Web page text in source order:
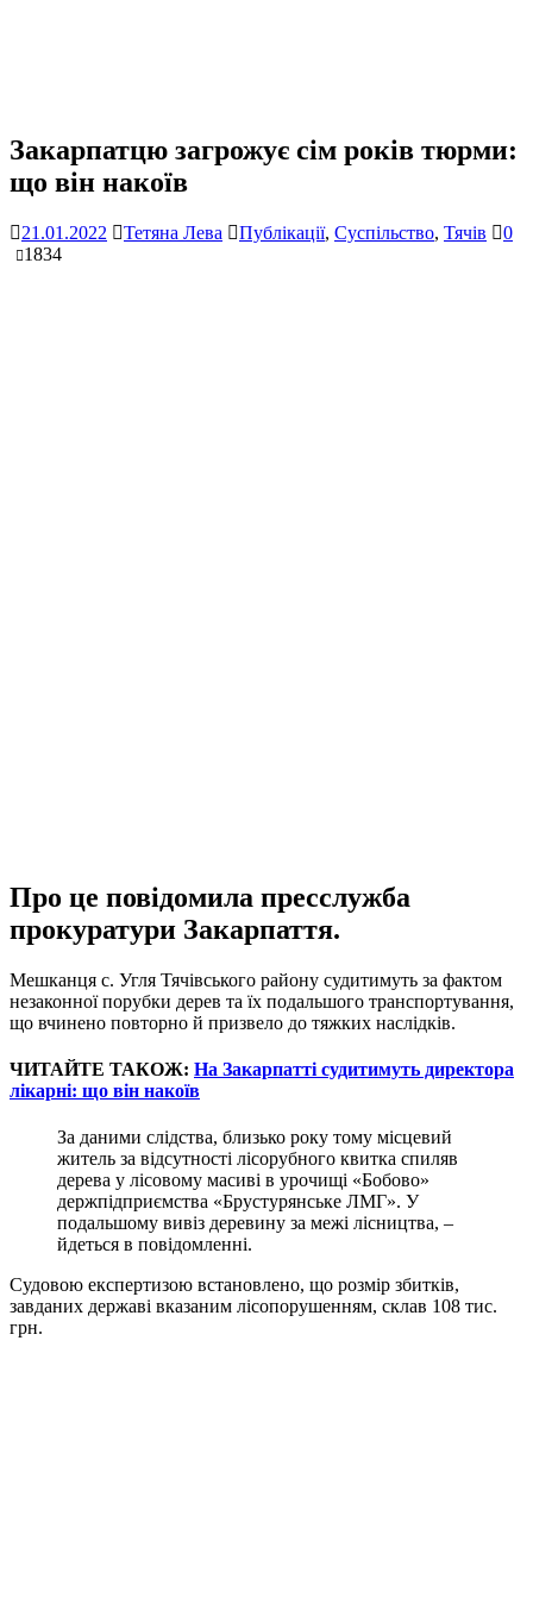
Закарпатцю загрожує сім років тюрми:
що він накоїв
21.01.2022 Тетяна Лева Публікації, Суспільство, Тячів
0
1834
Про це повідомила пресслужба
прокуратури Закарпаття.
Мешканця с. Угля Тячівського району судитимуть за фактом
незаконної порубки дерев та їх подальшого транспортування,
що вчинено повторно й призвело до тяжких наслідків.
ЧИТАЙТЕ ТАКОЖ: На Закарпатті судитимуть директора
лікарні: що він накоїв
За даними слідства, близько року тому місцевий
житель за відсутності лісорубного квитка спиляв
дерева у лісовому масиві в урочищі «Бобово»
держпідприємства «Брустурянське ЛМГ». У
подальшому вивіз деревину за межі лісництва, –
йдеться в повідомленні.
Судовою експертизою встановлено, що розмір збитків,
завданих державі вказаним лісопорушенням, склав 108 тис.
грн.